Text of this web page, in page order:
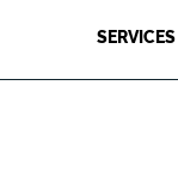
SERVICES